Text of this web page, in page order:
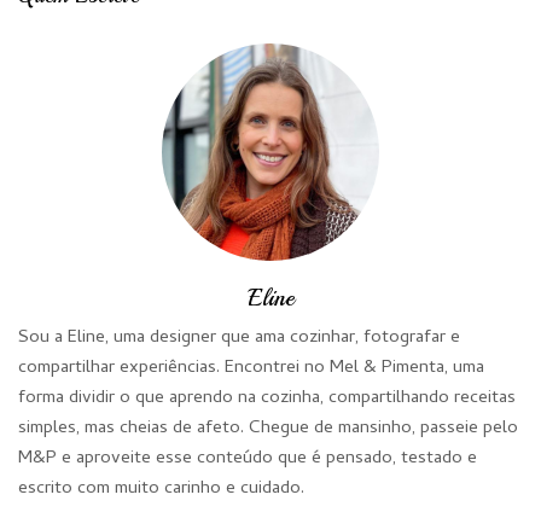
Eline
Sou a Eline, uma designer que ama cozinhar, fotografar e
compartilhar experiências. Encontrei no Mel & Pimenta, uma
forma dividir o que aprendo na cozinha, compartilhando receitas
simples, mas cheias de afeto. Chegue de mansinho, passeie pelo
M&P e aproveite esse conteúdo que é pensado, testado e
escrito com muito carinho e cuidado.